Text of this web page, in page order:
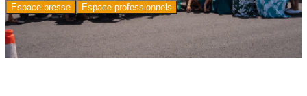
Espace presse Espace professionnels